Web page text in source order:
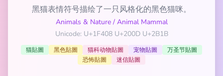
黑猫表情符号描绘了一只风格化的黑色猫咪。
Animals & Nature/ Animal Mammal
Unicode: U+1F408 U+200D U+2B1B
猫貼圖 黑色貼圖 猫科动物貼圖 宠物貼圖
万圣节貼圖
恐怖貼圖
迷信貼圖